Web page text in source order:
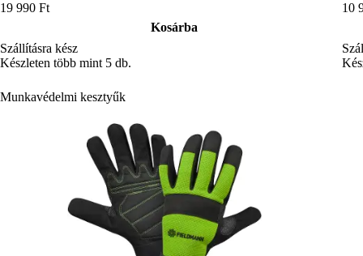
19 990 Ft
Kosárba
Szállításra kész
Készleten több mint 5 db.
10
Munkavédelmi kesztyűk